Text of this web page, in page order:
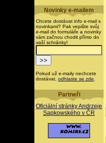
Novinky e-mailem
Chcete dostávat info e-mail s
novinkami? Pak vepište svůj
e-mail do formuláře a novinky
vám začnou chodit přímo do
vaší schránky!
Pokud už e-maily nechcete
dostávat, odhlaste se zde
Partneři
Oficiální stránky Andrzeje
Sapkowského v ČR